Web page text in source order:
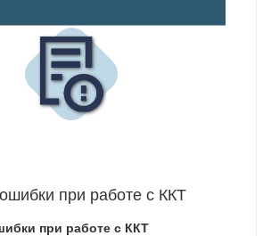
при работе с ККТ
при работе с ККТ